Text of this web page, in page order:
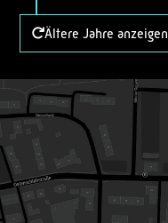
Ältere Jahre anzeigen